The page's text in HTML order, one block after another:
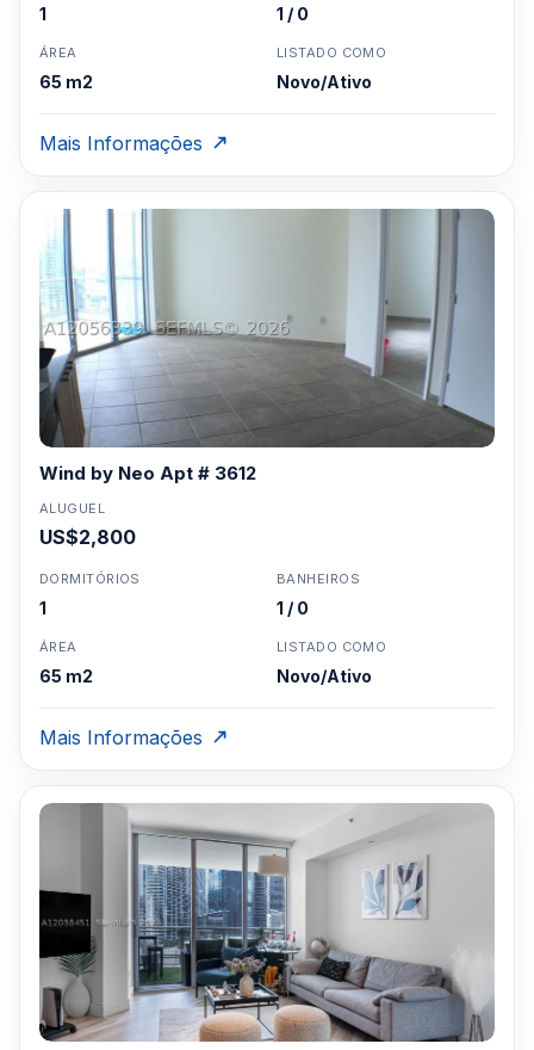
1 1 / 0
ÁREA
65 m2
LISTADO COMO
Novo/Ativo
Mais Informações
Wind by Neo Apt # 3612
ALUGUEL
US$2,800
DORMITÓRIOS
1
BANHEIROS
1 / 0
ÁREA
65 m2
LISTADO COMO
Novo/Ativo
Mais Informações